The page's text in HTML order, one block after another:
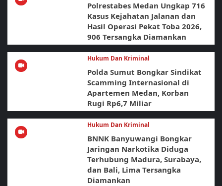
Polrestabes Medan Ungkap 716
Kasus Kejahatan Jalanan dan
Hasil Operasi Pekat Toba 2026,
906 Tersangka Diamankan
Hukum Dan Kriminal
Polda Sumut Bongkar Sindikat
Scamming Internasional di
Apartemen Medan, Korban
Rugi Rp6,7 Miliar
Hukum Dan Kriminal
BNNK Banyuwangi Bongkar
Jaringan Narkotika Diduga
Terhubung Madura, Surabaya,
dan Bali, Lima Tersangka
Diamankan